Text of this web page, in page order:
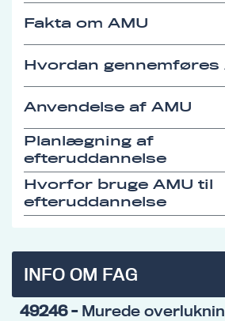
Fakta om AMU
Hvordan gennemføres
Anvendelse af AMU
Planlægning af
efteruddannelse
Hvorfor bruge AMU til
efteruddannelse
INFO OM FAG
49246- Murede